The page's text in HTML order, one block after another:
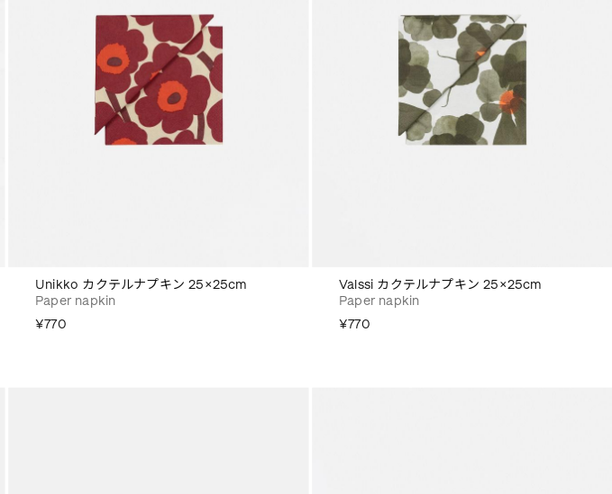
Unikko カクテルナプキン 25×25cm
Paper napkin
¥770
Valssi カクテルナプキン 25×25cm
Paper napkin
¥770